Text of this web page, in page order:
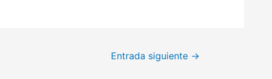
Entrada siguiente →